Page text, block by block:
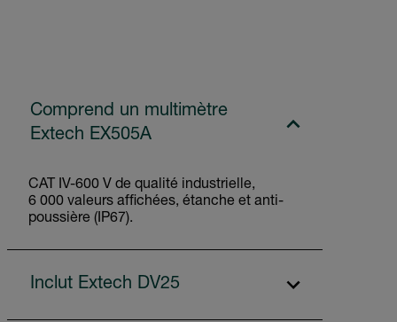
Comprend un multimètre
Extech EX505A
CAT IV-600 V de qualité industrielle,
6 000 valeurs affichées, étanche et anti-
poussière (IP67).
Inclut Extech DV25